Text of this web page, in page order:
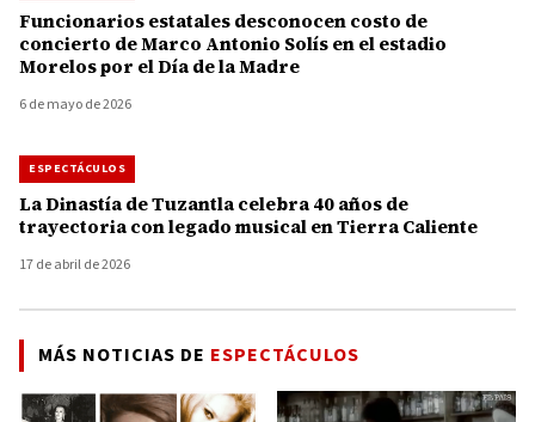
Funcionarios estatales desconocen costo de
concierto de Marco Antonio Solís en el estadio
Morelos por el Día de la Madre
6 de mayo de 2026
ESPECTÁCULOS
La Dinastía de Tuzantla celebra 40 años de
trayectoria con legado musical en Tierra Caliente
17 de abril de 2026
MÁS NOTICIAS DE ESPECTÁCULOS